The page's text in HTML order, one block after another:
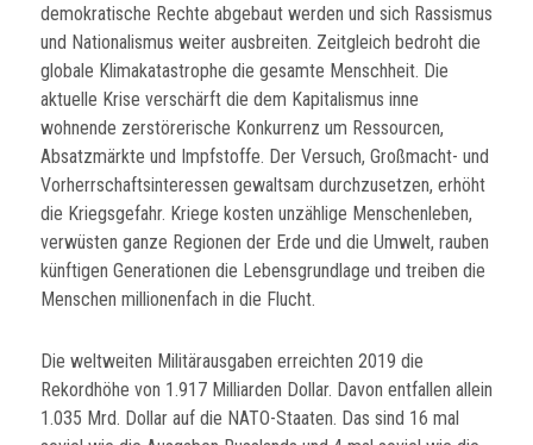
demokratische Rechte abgebaut werden und sich Rassismus
und Nationalismus weiter ausbreiten. Zeitgleich bedroht die
globale Klimakatastrophe die gesamte Menschheit. Die
aktuelle Krise verschärft die dem Kapitalismus inne
wohnende zerstörerische Konkurrenz um Ressourcen,
Absatzmärkte und Impfstoffe. Der Versuch, Großmacht- und
Vorherrschaftsinteressen gewaltsam durchzusetzen, erhöht
die Kriegsgefahr. Kriege kosten unzählige Menschenleben,
verwüsten ganze Regionen der Erde und die Umwelt, rauben
künftigen Generationen die Lebensgrundlage und treiben die
Menschen millionenfach in die Flucht.
Die weltweiten Militärausgaben erreichten 2019 die
Rekordhöhe von 1.917 Milliarden Dollar. Davon entfallen allein
1.035 Mrd. Dollar auf die NATO-Staaten. Das sind 16 mal